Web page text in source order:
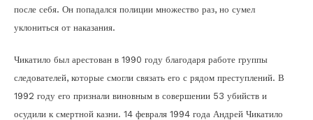
после себя. Он попадался полиции множество раз, но сумел
уклониться от наказания.
Чикатило был арестован в 1990 году благодаря работе группы
следователей, которые смогли связать его с рядом преступлений. В
1992 году его признали виновным в совершении 53 убийств и
осудили к смертной казни. 14 февраля 1994 года Андрей Чикатило